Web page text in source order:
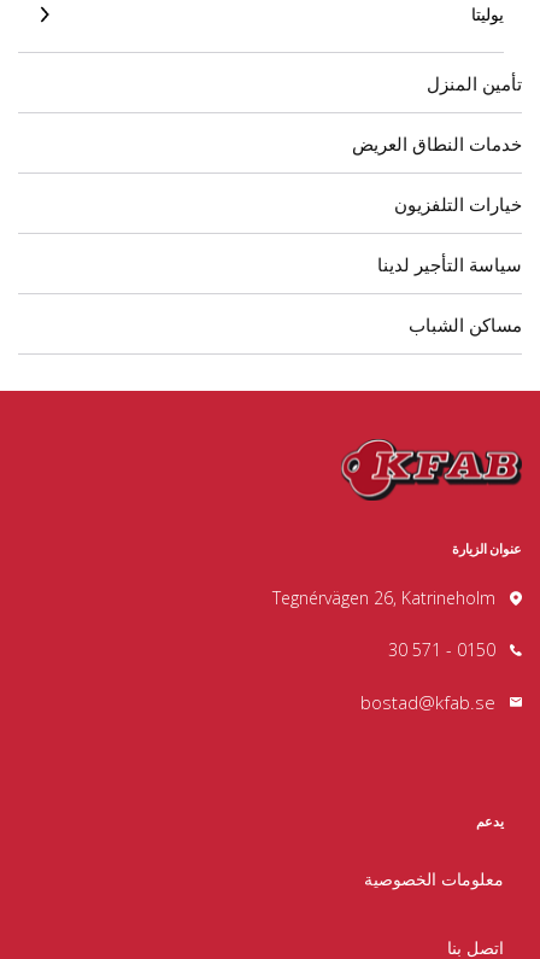
يوليتا
تأمين المنزل
خدمات النطاق العريض
خيارات التلفزيون
سياسة التأجير لدينا
مساكن الشباب
عنوان الزيارة
Tegnérvägen 26, Katrineholm
0150 - 571 30
bostad@kfab.se
يدعم
معلومات الخصوصية
اتصل بنا